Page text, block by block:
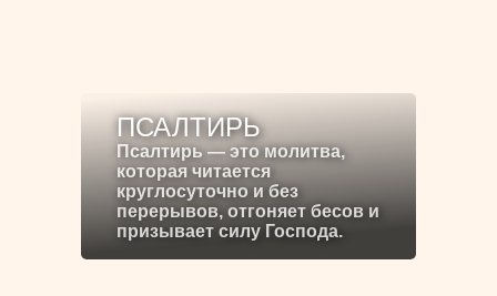
ПСАЛТИРЬ
Псалтирь — это молитва,
которая читается
круглосуточно и без
перерывов, отгоняет бесов и
призывает силу Господа.